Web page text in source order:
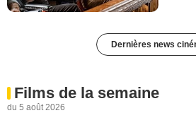
Dernières news
Films de la semaine
du 5 août 2026